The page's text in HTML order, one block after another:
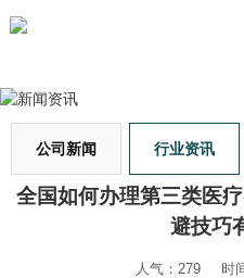
公司新闻 行业资讯
全国如何办理第三类医
避技巧
人气：279 时